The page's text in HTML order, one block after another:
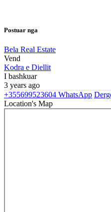
Postuar nga
Bela Real Estate
Vend
Kodra e Diellit
I bashkuar
3 years ago
+355699523604 WhatsApp
Location's Map